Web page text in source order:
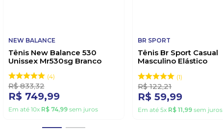
NEW BALANCE
Tênis New Balance 530
Unissex Mr530sg Branco
4
R$ 833,32
R$ 749,99
Em até 10x R$ 74,99sem juros
BR SPORT
Tênis Br Sport Casual
Masculino Elástico
1
R$ 122,21
R$ 59,99
Em até5x R$ 11,99 sem juros